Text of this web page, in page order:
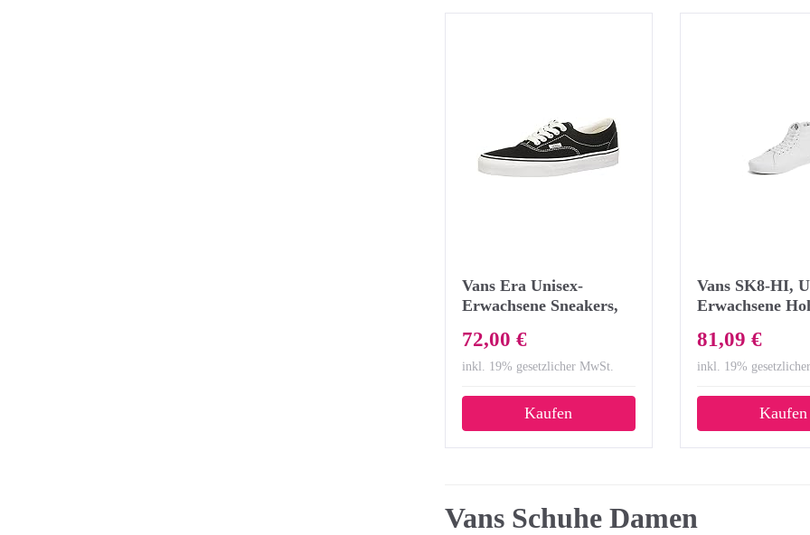
Vans Era Unisex-
Erwachsene Sneakers,
39 EU
72,00 €
inkl. 19% gesetzlicher MwSt.
Kaufen
Vans SK8-HI,
Erwachsene
White W00), 44
81,09 €
inkl. 19%
Kaufen
Vans Schuhe Damen